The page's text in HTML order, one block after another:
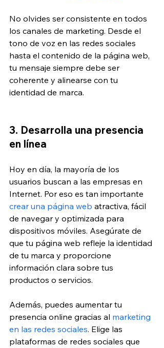
No olvides ser consistente en todos
los canales de marketing. Desde el
tono de voz en las redes sociales
hasta el contenido de la página web,
tu mensaje siempre debe ser
coherente y alinearse con tu
identidad de marca.
3. Desarrolla una presencia
en línea
Hoy en día, la mayoría de los
usuarios buscan a las empresas en
Internet. Por eso es tan importante
crear una página web atractiva, fácil
de navegar y optimizada para
dispositivos móviles. Asegúrate de
que tu página web refleje la identidad
de tu marca y proporcione
información clara sobre tus
productos o servicios.
Además, puedes aumentar tu
presencia online gracias al marketing
en las redes sociales. Elige las
plataformas de redes sociales que